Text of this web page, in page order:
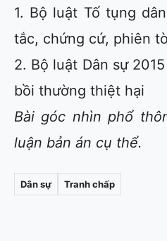
1. Bộ luật Tố tụng
tắc, chứng cứ, phiên
2. Bộ luật Dân sự
bồi thường thiệt hại
Bài góc nhìn phổ
luận bản án cụ thể.
Dân sự Tranh chấp